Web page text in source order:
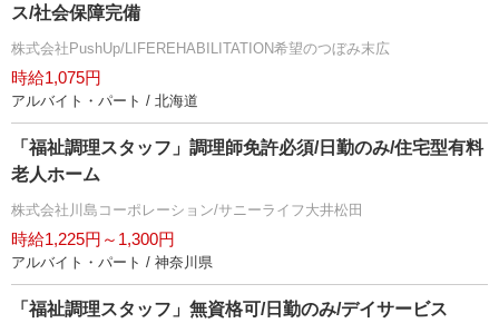
ス/社会保障完備
株式会社PushUp/LIFEREHABILITATION希望のつぼみ末広
時給1,075円
アルバイト・パート / 北海道
「福祉調理スタッフ」調理師免許必須/日勤のみ/住宅型有料
老人ホーム
株式会社川島コーポレーション/サニーライフ大井松田
時給1,225円～1,300円
アルバイト・パート / 神奈川県
「福祉調理スタッフ」無資格可/日勤のみ/デイサービス